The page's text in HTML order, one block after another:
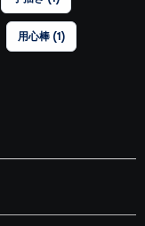
用心棒(1)